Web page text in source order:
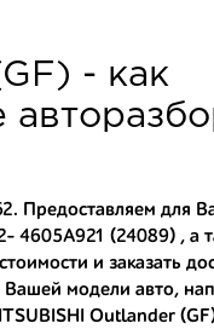
продавца. Если вам
магазина
- как
Предоставляем для
4605A921 (24089) , а
и заказать
модели авто,
Outlander